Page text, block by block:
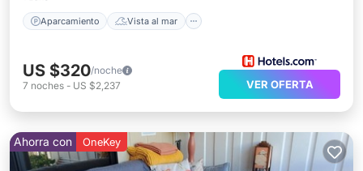
Aparcamiento Vista al mar
US $320/noche
7 noches - US $2,237 VER OFERTA
Ahorra con OneKey